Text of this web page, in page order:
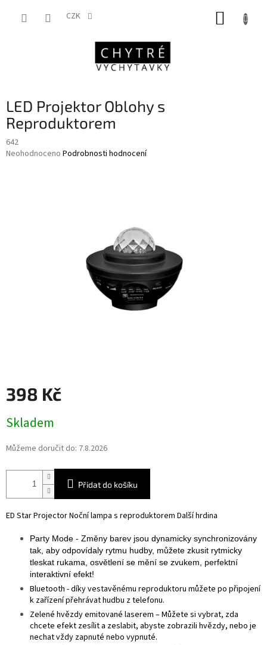
CZK
LED Projektor Oblohy s
Reproduktorem
642
Průměrné
Neohodnoceno Podrobnosti hodnocení
398 Kč
cena:
Skladem
Můžeme doručit do: 7.8.2026
Přidat do košíku
ED Star Projector Noční lampa s reproduktorem Další hrdina
Party Mode - Změny barev jsou dynamicky synchronizovány
tak, aby odpovídaly rytmu hudby, můžete zkusit rytmicky
tleskat rukama, osvětlení se mění se zvukem, perfektní
interaktivní efekt!
Bluetooth - díky vestavěnému reproduktoru můžete po připojení
k zařízení přehrávat hudbu z telefonu.
Zelené hvězdy emitované laserem – Můžete si vybrat, zda
chcete efekt zesílit a zeslabit, abyste zobrazili hvězdy, nebo je
nechat vždy zapnuté nebo vypnuté.